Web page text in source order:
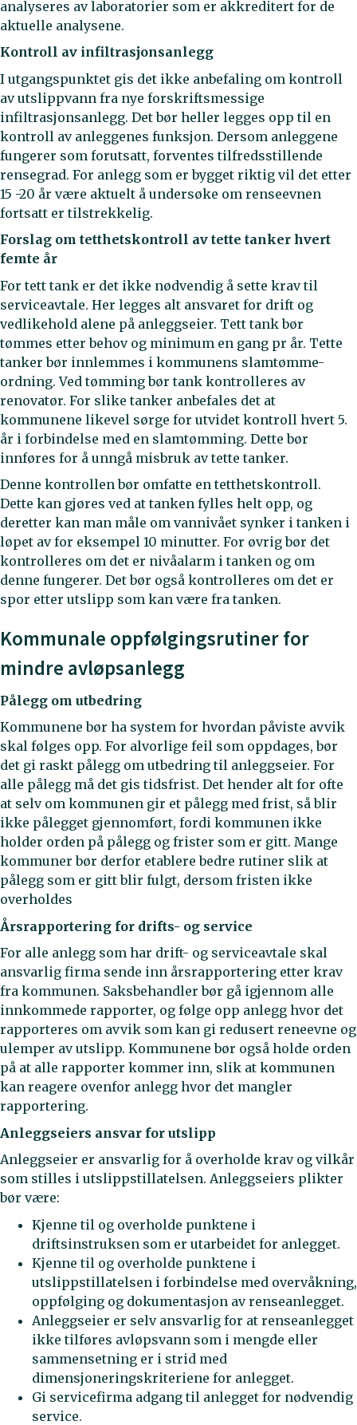
analyseres av laboratorier som er akkreditert for de
aktuelle analysene.
Kontroll av infiltrasjonsanlegg
I utgangspunktet gis det ikke anbefaling om kontroll
av utslippvann fra nye forskriftsmessige
infiltrasjonsanlegg. Det bør heller legges opp til en
kontroll av anleggenes funksjon. Dersom anleggene
fungerer som forutsatt, forventes tilfredsstillende
rensegrad. For anlegg som er bygget riktig vil det etter
15 -20 år være aktuelt å undersøke om renseevnen
fortsatt er tilstrekkelig.
Forslag om tetthetskontroll av tette tanker hvert
femte år
For tett tank er det ikke nødvendig å sette krav til
serviceavtale. Her legges alt ansvaret for drift og
vedlikehold alene på anleggseier. Tett tank bør
tømmes etter behov og minimum en gang pr år. Tette
tanker bør innlemmes i kommunens slamtømme-
ordning. Ved tømming bør tank kontrolleres av
renovatør. For slike tanker anbefales det at
kommunene likevel sørge for utvidet kontroll hvert 5.
år i forbindelse med en slamtømming. Dette bør
innføres for å unngå misbruk av tette tanker.
Denne kontrollen bør omfatte en tetthetskontroll.
Dette kan gjøres ved at tanken fylles helt opp, og
deretter kan man måle om vannivået synker i tanken i
løpet av for eksempel 10 minutter. For øvrig bør det
kontrolleres om det er nivåalarm i tanken og om
denne fungerer. Det bør også kontrolleres om det er
spor etter utslipp som kan være fra tanken.
Kommunale oppfølgingsrutiner for
mindre avløpsanlegg
Pålegg om utbedring
Kommunene bør ha system for hvordan påviste avvik
skal følges opp. For alvorlige feil som oppdages, bør
det gi raskt pålegg om utbedring til anleggseier. For
alle pålegg må det gis tidsfrist. Det hender alt for ofte
at selv om kommunen gir et pålegg med frist, så blir
ikke pålegget gjennomført, fordi kommunen ikke
holder orden på pålegg og frister som er gitt. Mange
kommuner bør derfor etablere bedre rutiner slik at
pålegg som er gitt blir fulgt, dersom fristen ikke
overholdes
Årsrapportering for drifts- og service
For alle anlegg som har drift- og serviceavtale skal
ansvarlig firma sende inn årsrapportering etter krav
fra kommunen. Saksbehandler bør gå igjennom alle
innkommede rapporter, og følge opp anlegg hvor det
rapporteres om avvik som kan gi redusert reneevne og
ulemper av utslipp. Kommunene bør også holde orden
på at alle rapporter kommer inn, slik at kommunen
kan reagere ovenfor anlegg hvor det mangler
rapportering.
Anleggseiers ansvar for utslipp
Anleggseier er ansvarlig for å overholde krav og vilkår
som stilles i utslippstillatelsen. Anleggseiers plikter
bør være:
Kjenne til og overholde punktene i
driftsinstruksen som er utarbeidet for anlegget.
Kjenne til og overholde punktene i
utslippstillatelsen i forbindelse med overvåkning,
oppfølging og dokumentasjon av renseanlegget.
Anleggseier er selv ansvarlig for at renseanlegget
ikke tilføres avløpsvann som i mengde eller
sammensetning er i strid med
dimensjoneringskriteriene for anlegget.
Gi servicefirma adgang til anlegget for nødvendig
service.